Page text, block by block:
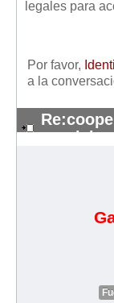
Entrar / Salir
Mis boletines
legales para
Por favor,
a la